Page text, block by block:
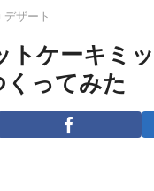
デザート
トケーキミ
ってみた